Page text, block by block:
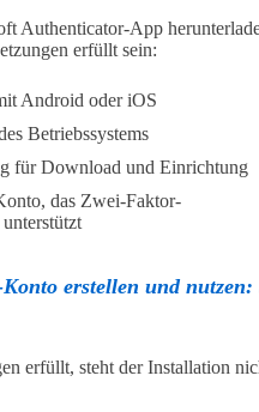
Authenticator-App
erfüllt sein:
Android oder iOS
Betriebssystems
für Download und Einrichtung
das Zwei-Faktor-
erstellen und nutzen:
erfüllt, steht der Installation